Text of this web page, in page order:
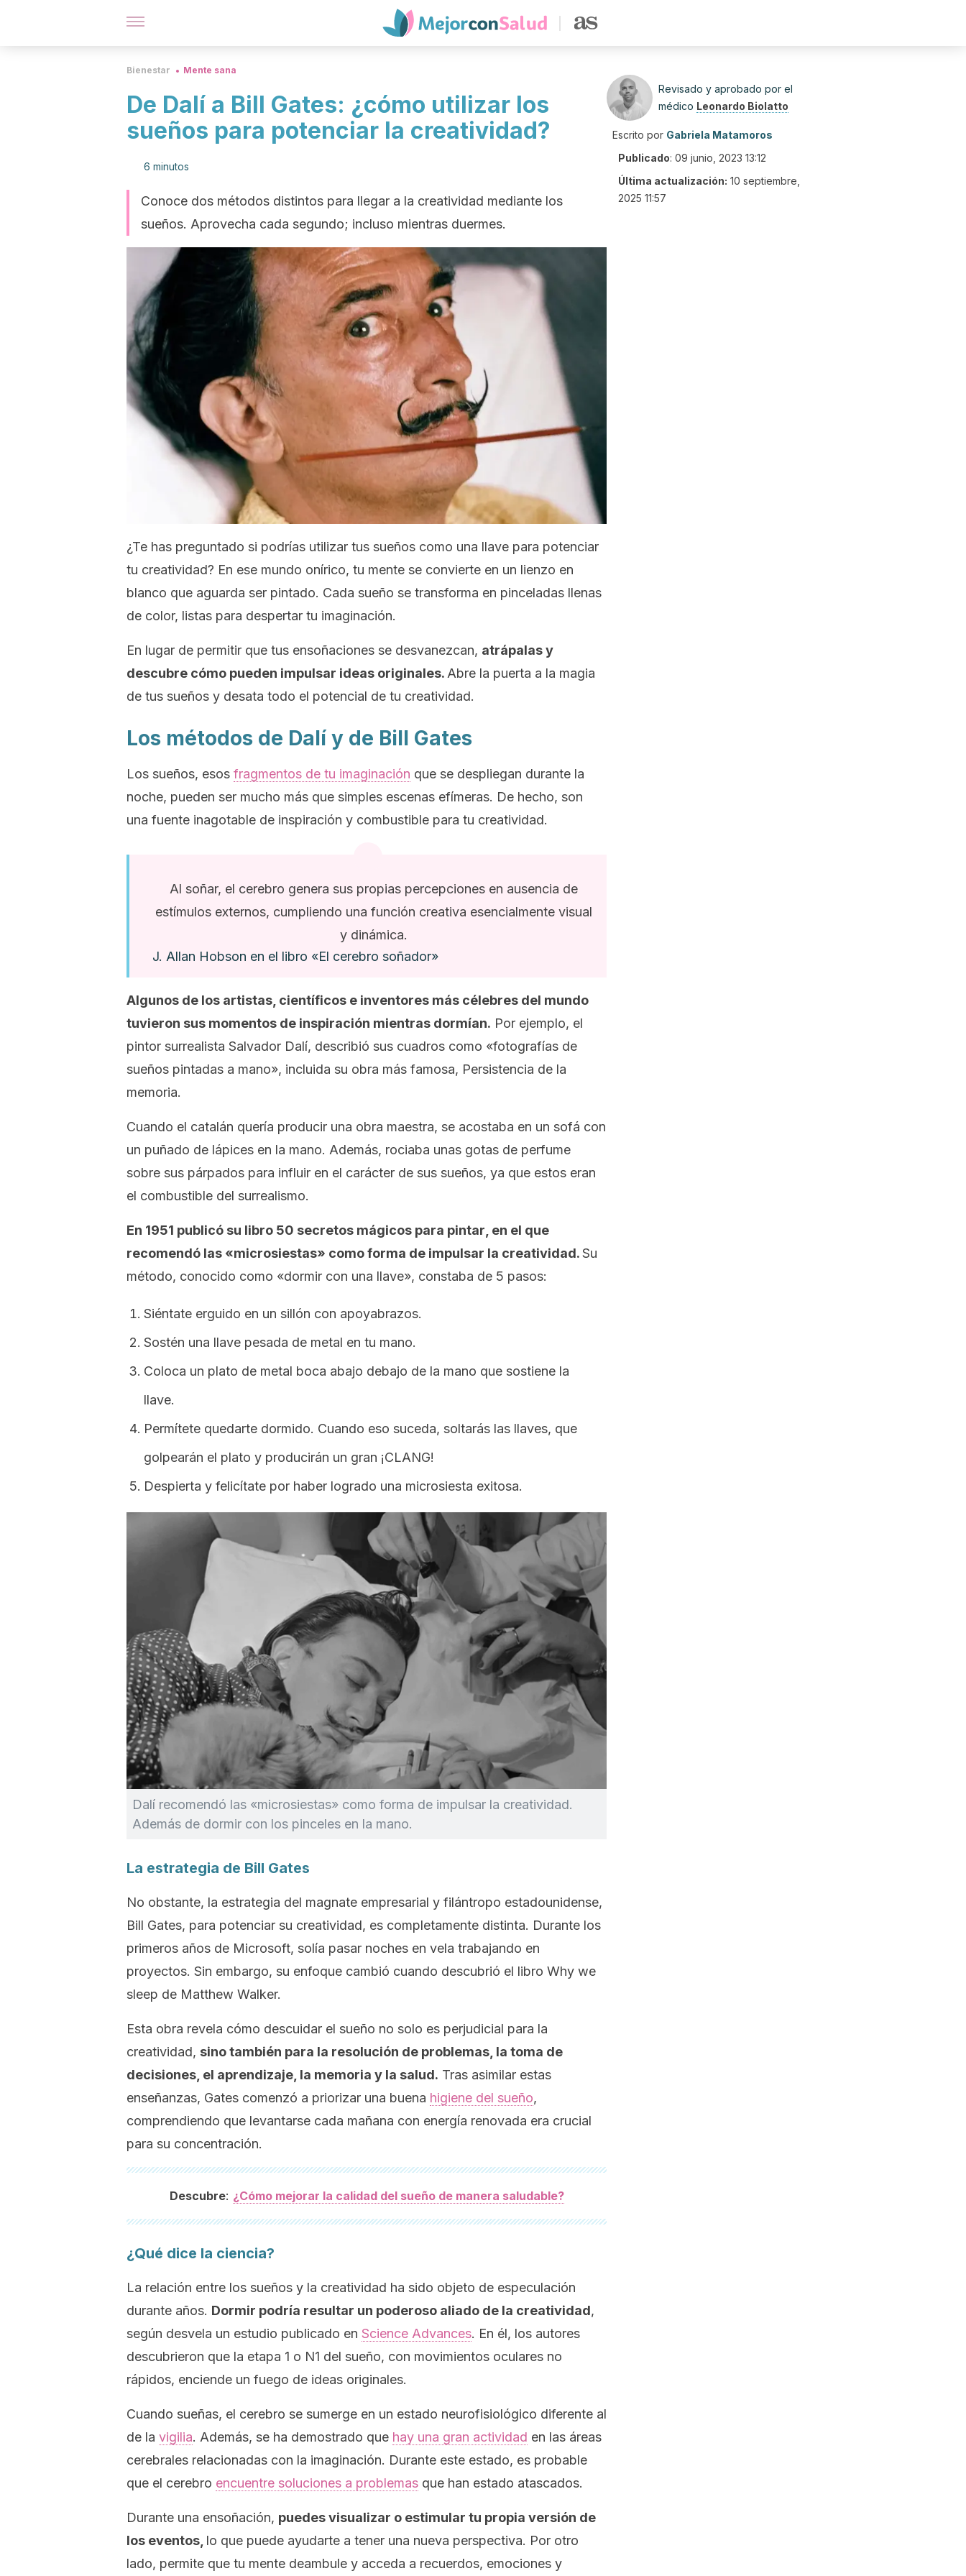
Bienestar Mente sana
De Dalí a Bill Gates: ¿cómo utilizar los
sueños para potenciar la creatividad?
6 minutos
Conoce dos métodos distintos para llegar a la creatividad mediante los
sueños. Aprovecha cada segundo; incluso mientras duermes.
¿Te has preguntado si podrías utilizar tus sueños como una llave para potenciar
tu creatividad? En ese mundo onírico, tu mente se convierte en un lienzo en
blanco que aguarda ser pintado. Cada sueño se transforma en pinceladas llenas
de color, listas para despertar tu imaginación.
En lugar de permitir que tus ensoñaciones se desvanezcan, atrápalas y
descubre cómo pueden impulsar ideas originales. Abre la puerta a la magia
de tus sueños y desata todo el potencial de tu creatividad.
Los métodos de Dalí y de Bill Gates
Los sueños, esos fragmentos de tu imaginación que se despliegan durante la
noche, pueden ser mucho más que simples escenas efímeras. De hecho, son
una fuente inagotable de inspiración y combustible para tu creatividad.
Al soñar, el cerebro genera sus propias percepciones en ausencia de
estímulos externos, cumpliendo una función creativa esencialmente visual
y dinámica.
J. Allan Hobson en el libro «El cerebro soñador»
Algunos de los artistas, científicos e inventores más célebres del mundo
tuvieron sus momentos de inspiración mientras dormían. Por ejemplo, el
pintor surrealista Salvador Dalí, describió sus cuadros como «fotografías de
sueños pintadas a mano», incluida su obra más famosa, Persistencia de la
memoria.
Cuando el catalán quería producir una obra maestra, se acostaba en un sofá con
un puñado de lápices en la mano. Además, rociaba unas gotas de perfume
sobre sus párpados para influir en el carácter de sus sueños, ya que estos eran
el combustible del surrealismo.
En 1951 publicó su libro 50 secretos mágicos para pintar , en el que
recomendó las «microsiestas» como forma de impulsar la creatividad.Su
método, conocido como «dormir con una llave», constaba de 5 pasos:
Siéntate erguido en un sillón con apoyabrazos.
Sostén una llave pesada de metal en tu mano.
Coloca un plato de metal boca abajo debajo de la mano que sostiene la
llave.
Permítete quedarte dormido. Cuando eso suceda, soltarás las llaves, que
golpearán el plato y producirán un gran ¡CLANG!
Despierta y felicítate por haber logrado una microsiesta exitosa.
Dalí recomendó las «microsiestas» como forma de impulsar la creatividad.
Además de dormir con los pinceles en la mano.
La estrategia de Bill Gates
No obstante, la estrategia del magnate empresarial y filántropo estadounidense,
Bill Gates, para potenciar su creatividad, es completamente distinta. Durante los
primeros años de Microsoft, solía pasar noches en vela trabajando en
proyectos. Sin embargo, su enfoque cambió cuando descubrió el libro Why we
sleep de Matthew Walker.
Esta obra revela cómo descuidar el sueño no solo es perjudicial para la
creatividad, sino también para la resolución de problemas, la toma de
decisiones, el aprendizaje, la memoria y la salud. Tras asimilar estas
enseñanzas, Gates comenzó a priorizar una buena higiene del sueño,
comprendiendo que levantarse cada mañana con energía renovada era crucial
para su concentración.
Descubre: ¿Cómo mejorar la calidad del sueño de manera saludable?
¿Qué dice la ciencia?
La relación entre los sueños y la creatividad ha sido objeto de especulación
durante años. Dormir podría resultar un poderoso aliado de la creatividad,
según desvela un estudio publicado en Science Advances. En él, los autores
descubrieron que la etapa 1 o N1 del sueño, con movimientos oculares no
rápidos, enciende un fuego de ideas originales.
Cuando sueñas, el cerebro se sumerge en un estado neurofisiológico diferente al
de la vigilia. Además, se ha demostrado que hay una gran actividad en las áreas
cerebrales relacionadas con la imaginación. Durante este estado, es probable
que el cerebro encuentre soluciones a problemas que han estado atascados.
Durante una ensoñación, puedes visualizar o estimular tu propia versión de
los eventos, lo que puede ayudarte a tener una nueva perspectiva. Por otro
lado, permite que tu mente deambule y acceda a recuerdos, emociones y
Revisado y aprobado por el
médico Leonardo Biolatto
Escrito por Gabriela Matamoros
Publicado: 09 junio, 2023 13:12
Última actualización: 10 septiembre,
2025 11:57